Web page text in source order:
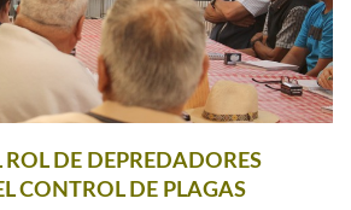
ROL DE DEPREDADORES
CONTROL DE PLAGAS